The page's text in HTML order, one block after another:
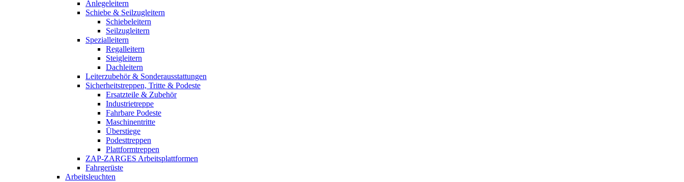
Anlegeleitern
Schiebe & Seilzugleitern
Schiebeleitern
Seilzugleitern
Spezialleitern
Regalleitern
Steigleitern
Dachleitern
Leiterzubehör & Sonderausstattungen
Sicherheitstreppen, Tritte & Podeste
Ersatzteile & Zubehör
Industrietreppe
Fahrbare Podeste
Maschinentritte
Überstiege
Podesttreppen
Plattformtreppen
ZAP-ZARGES Arbeitsplattformen
Fahrgerüste
Arbeitsleuchten